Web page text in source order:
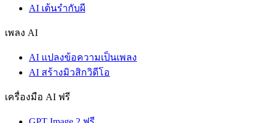
AI เต้นรำกับผี
เพลง AI
AI แปลงข้อความเป็นเพลง
AI สร้างมิวสิกวิดีโอ
เครื่องมือ AI ฟรี